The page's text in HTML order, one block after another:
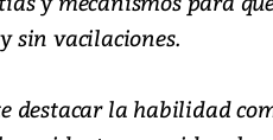
sin vacilaciones.
destacar la habilidad